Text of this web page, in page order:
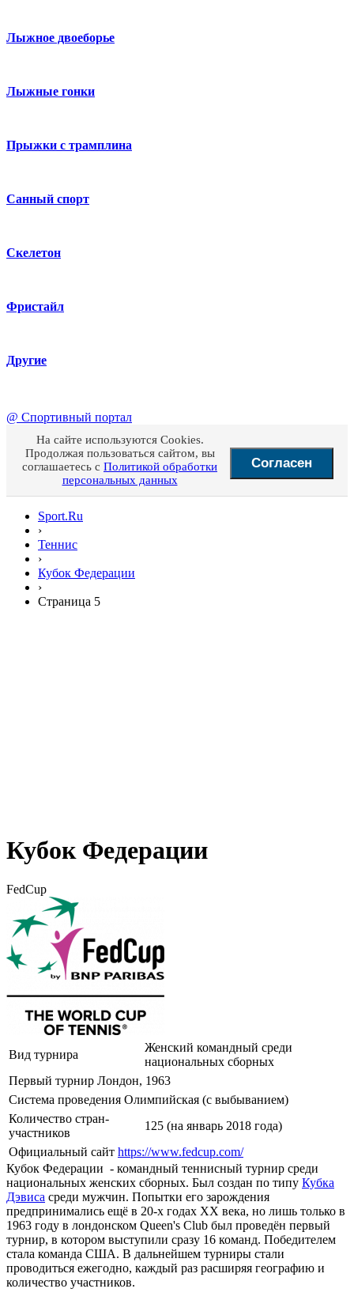
Лыжное двоеборье
Лыжные гонки
Прыжки с трамплина
Санный спорт
Скелетон
Фристайл
Другие
@ Спортивный портал
На сайте используются Cookies.
Продолжая пользоваться сайтом, вы
соглашаетесь с Политикой обработки
персональных данных
Согласен
Sport.Ru
›
Теннис
›
Кубок Федерации
›
Страница 5
Кубок Федерации
FedCup
Вид турнира
Женский командный среди
национальных сборных
Первый турнир Лондон, 1963
Система проведения Олимпийская (с выбыванием)
Количество стран-
участников
125 (на январь 2018 года)
Официальный сайт https://www.fedcup.com/
Кубок Федерации - командный теннисный турнир среди
национальных женских сборных. Был создан по типу Кубка
Дэвиса среди мужчин. Попытки его зарождения
предпринимались ещё в 20-х годах XX века, но лишь только в
1963 году в лондонском Queen's Club был проведён первый
турнир, в котором выступили сразу 16 команд. Победителем
стала команда США. В дальнейшем турниры стали
проводиться ежегодно, каждый раз расширяя географию и
количество участников.